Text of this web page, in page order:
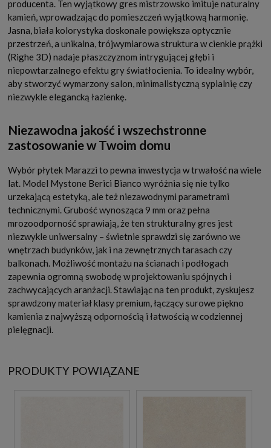
producenta. Ten wyjątkowy gres mistrzowsko imituje naturalny
kamień, wprowadzając do pomieszczeń wyjątkową harmonię.
Jasna, biała kolorystyka doskonale powiększa optycznie
przestrzeń, a unikalna, trójwymiarowa struktura w cienkie prążki
(Righe 3D) nadaje płaszczyznom intrygującej głębi i
niepowtarzalnego efektu gry światłocienia. To idealny wybór,
aby stworzyć wymarzony salon, minimalistyczną sypialnię czy
niezwykle elegancką łazienkę.
Niezawodna jakość i wszechstronne
zastosowanie w Twoim domu
Wybór płytek Marazzi to pewna inwestycja w trwałość na wiele
lat. Model Mystone Berici Bianco wyróżnia się nie tylko
urzekającą estetyką, ale też niezawodnymi parametrami
technicznymi. Grubość wynosząca 9 mm oraz pełna
mrozoodporność sprawiają, że ten strukturalny gres jest
niezwykle uniwersalny – świetnie sprawdzi się zarówno we
wnętrzach budynków, jak i na zewnętrznych tarasach czy
balkonach. Możliwość montażu na ścianach i podłogach
zapewnia ogromną swobodę w projektowaniu spójnych i
zachwycających aranżacji. Stawiając na ten produkt, zyskujesz
sprawdzony materiał klasy premium, łączący surowe piękno
kamienia z najwyższą odpornością i łatwością w codziennej
pielęgnacji.
PRODUKTY POWIĄZANE